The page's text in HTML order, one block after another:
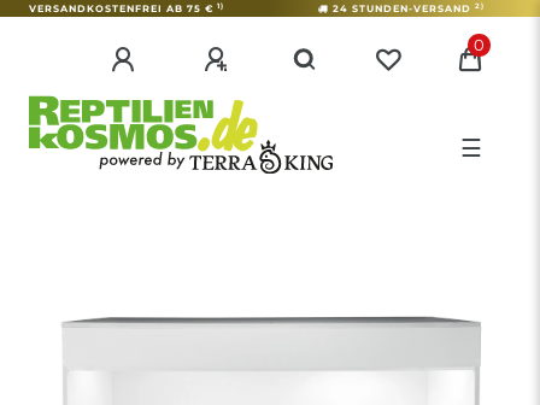
VERSANDKOSTENFREI AB 75 € 1) 24 STUNDEN-VERSAND 2)
0
☰